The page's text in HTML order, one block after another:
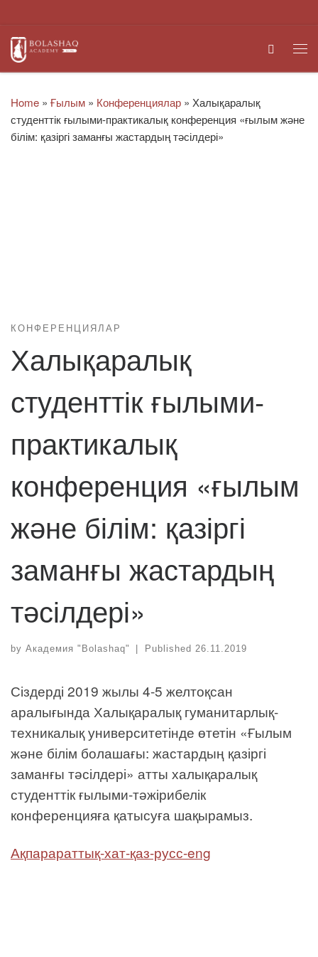
Search
Home » Ғылым » Конференциялар » Халықаралық
студенттік ғылыми-практикалық конференция «ғылым және
білім: қазіргі заманғы жастардың тәсілдері»
КОНФЕРЕНЦИЯЛАР
Халықаралық
студенттік ғылыми-
практикалық
конференция «ғылым
және білім: қазіргі
заманғы жастардың
тәсілдері»
by Академия "Bolashaq" | Published 26.11.2019
Сіздерді 2019 жылы 4-5 желтоқсан
аралығында Халықаралық гуманитарлық-
техникалық университетінде өтетін «Ғылым
және білім болашағы: жастардың қазіргі
заманғы тәсілдері» атты халықаралық
студенттік ғылыми-тәжірибелік
конференцияға қатысуға шақырамыз.
Ақпарараттық-хат-қаз-русс-eng